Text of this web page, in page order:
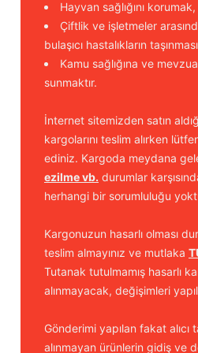
Hayvan sağlığını korumak,
Çiftlik ve işletmeler
bulaşıcı hastalıkların
Kamu sağlığına ve
sunmaktır.
İnternet sitemizden satın
kargolarını teslim alırken
ediniz. Kargoda meydana
ezilme vb. durumlar
herhangi bir sorumluluğu
Kargonuzun hasarlı olması
teslim almayınız ve mutlaka
Tutanak tutulmamış hasarlı
alınmayacak, değişimleri
Gönderimi yapılan fakat alıcı
alınmayan ürünlerin gidiş ve